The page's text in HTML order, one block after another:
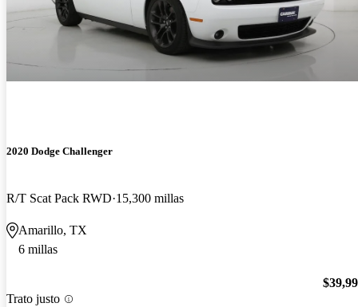
2020 Dodge Challenger
R/T Scat Pack RWD 15,300 millas
Amarillo, TX
6 millas
Trato justo